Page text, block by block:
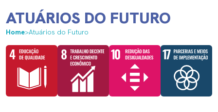
ATUÁRIOS DO FUTURO
Home>Atuários do Futuro